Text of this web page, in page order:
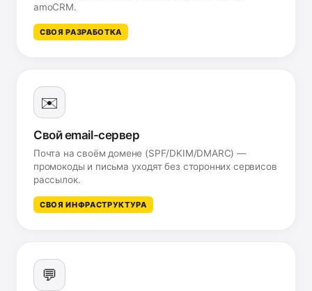
amoCRM.
СВОЯ РАЗРАБОТКА
✉️
Свой email-сервер
Почта на своём домене (SPF/DKIM/DMARC) —
промокоды и письма уходят без сторонних сервисов
рассылок.
СВОЯ ИНФРАСТРУКТУРА
💬